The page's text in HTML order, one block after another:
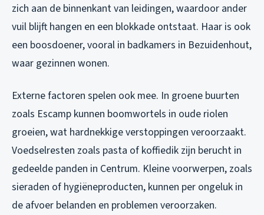
zich aan de binnenkant van leidingen, waardoor ander
vuil blijft hangen en een blokkade ontstaat. Haar is ook
een boosdoener, vooral in badkamers in Bezuidenhout,
waar gezinnen wonen.
Externe factoren spelen ook mee. In groene buurten
zoals Escamp kunnen boomwortels in oude riolen
groeien, wat hardnekkige verstoppingen veroorzaakt.
Voedselresten zoals pasta of koffiedik zijn berucht in
gedeelde panden in Centrum. Kleine voorwerpen, zoals
sieraden of hygiëneproducten, kunnen per ongeluk in
de afvoer belanden en problemen veroorzaken.